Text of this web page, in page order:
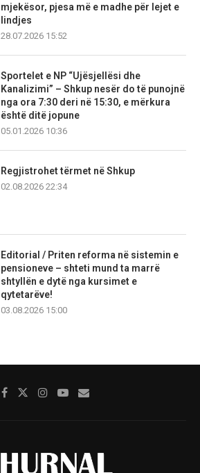
mjekësor, pjesa më e madhe për lejet e
lindjes
28.07.2026 15:52
Sportelet e NP “Ujësjellësi dhe
Kanalizimi” – Shkup nesër do të punojnë
nga ora 7:30 deri në 15:30, e mërkura
është ditë jopune
05.01.2026 10:36
Regjistrohet tërmet në Shkup
02.08.2026 22:34
Editorial / Priten reforma në sistemin e
pensioneve – shteti mund ta marrë
shtyllën e dytë nga kursimet e
qytetarëve!
03.08.2026 15:00